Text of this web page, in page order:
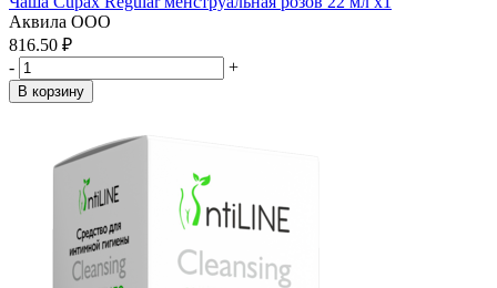
Аквила ООО
816.50 ₽
-
+
В корзину